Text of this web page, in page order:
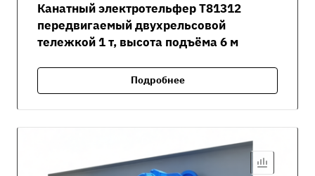
Канатный электротельфер Т81312
передвигаемый двухрельсовой
тележкой 1 т, высота подъёма 6 м
Подробнее